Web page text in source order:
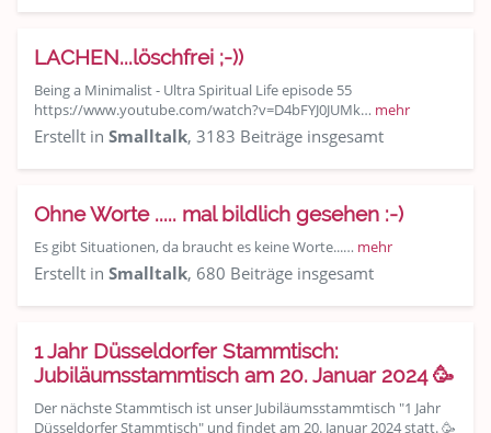
LACHEN...löschfrei ;-))
Being a Minimalist - Ultra Spiritual Life episode 55
https://www.youtube.com/watch?v=D4bFYJ0JUMk… mehr
Erstellt in Smalltalk, 3183 Beiträge insgesamt
Ohne Worte ..... mal bildlich gesehen :-)
Es gibt Situationen, da braucht es keine Worte...… mehr
Erstellt in Smalltalk, 680 Beiträge insgesamt
1 Jahr Düsseldorfer Stammtisch:
Jubiläumsstammtisch am 20. Januar 2024 🥳
Der nächste Stammtisch ist unser Jubiläumsstammtisch "1 Jahr
Düsseldorfer Stammtisch" und findet am 20. Januar 2024 statt. 🥳